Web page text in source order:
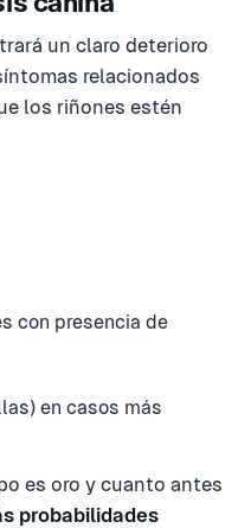
un claro deterioro
relacionados
los riñones estén
con presencia de
en casos más
es oro y cuanto antes
probabilidades